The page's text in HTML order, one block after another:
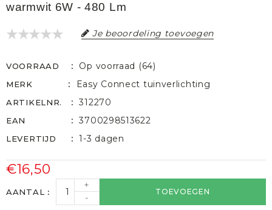
warmwit 6W - 480 Lm
Je beoordeling toevoegen
VOORRAAD Op voorraad (64)
MERK Easy Connect tuinverlichting
ARTIKELNR. 312270
EAN 3700298513622
LEVERTIJD 1-3 dagen
€16,50
AANTAL
+
-
TOEVOEGEN